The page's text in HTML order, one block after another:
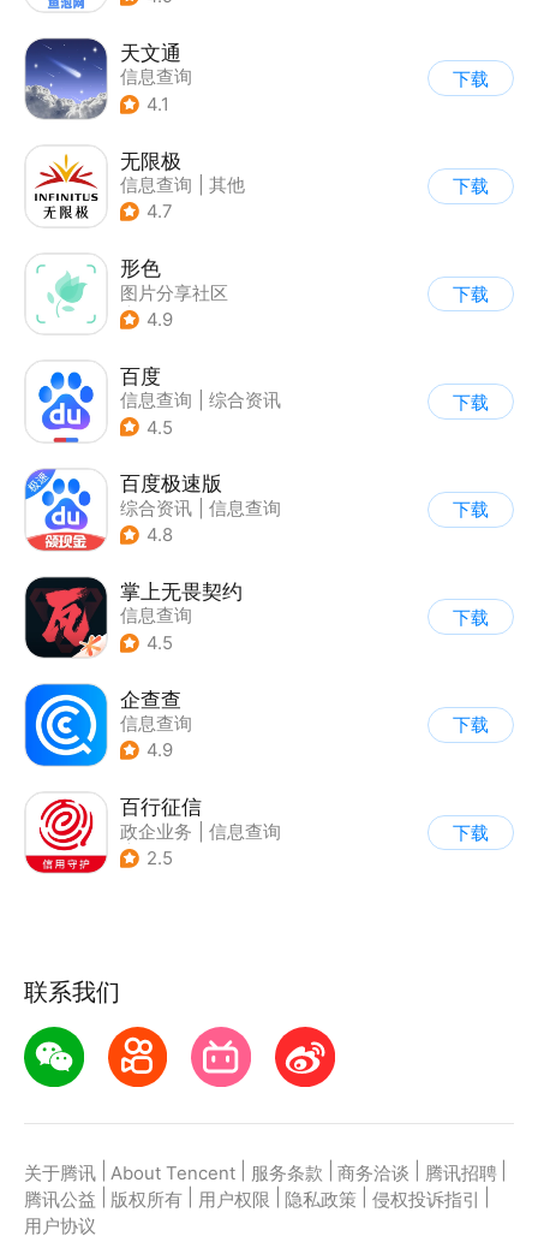
天文通
信息查询
4.1
下载
无限极
信息查询
其他
4.7
下载
形色
图片分享社区
| 信息查询
4.9
下载
百度
信息查询
综合资讯
4.5
下载
百度极速版
综合资讯
信息查询
4.8
下载
掌上无畏契约
信息查询
4.5
下载
企查查
信息查询
4.9
下载
百行征信
政企业务
信息查询
| 业务咨询办理
2.5
下载
联系我们
关于腾讯 About Tencent 服务条款 商务洽谈 腾讯招聘
腾讯公益
版权所有 用户权限 隐私政策 侵权投诉指引
用户协议